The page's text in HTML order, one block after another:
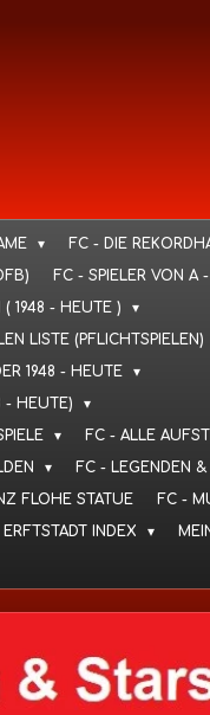
FC - DIE
FC - SPIELER VON A
( 1948 - HEUTE )
LISTE (PFLICHTSPIELEN)
1948 - HEUTE
- HEUTE)
FC - ALLE
FC - LEGENDEN
FLOHE STATUE FC -
INDEX